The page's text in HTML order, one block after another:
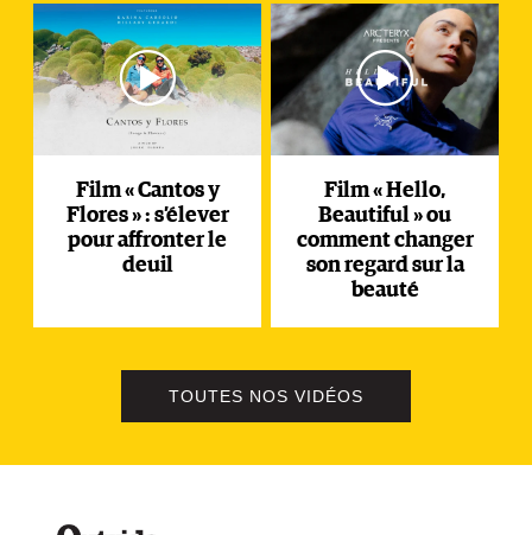
Film « Cantos y
Flores » : s’élever
pour affronter le
deuil
Film « Hello,
Beautiful » ou
comment changer
son regard sur la
beauté
TOUTES NOS VIDÉOS